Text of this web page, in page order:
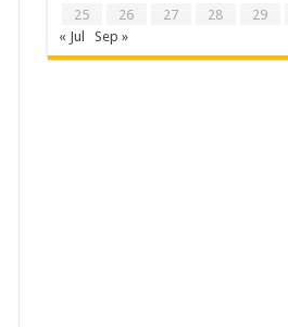
25
26 27 28 29
« Jul
Sep »